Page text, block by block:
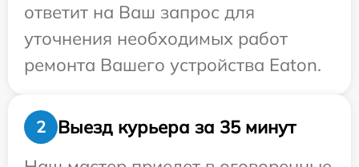
ответит на Ваш запрос для
уточнения необходимых работ
ремонта Вашего устройства Eaton.
2
Выезд курьера за 35 минут